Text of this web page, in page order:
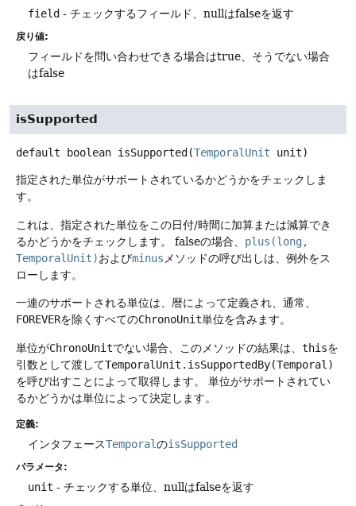
field - チェックするフィールド、nullはfalseを返す
戻り値:
フィールドを問い合わせできる場合はtrue、そうでない場合
はfalse
isSupported
default boolean isSupported (TemporalUnit unit)
指定された単位がサポートされているかどうかをチェックしま
す。
これは、指定された単位をこの日付/時間に加算または減算でき
るかどうかをチェックします。
falseの場合、 plus(long,
TemporalUnit)およびminus メソッドの呼び出しは、例外をス
ローします。
一連のサポートされる単位は、暦によって定義され、通常、
FOREVERを除くすべてのChronoUnit単位を含みます。
単位がChronoUnitでない場合、このメソッドの結果は、 thisを
引数として渡してTemporalUnit.isSupportedBy(Temporal)
を呼び出すことによって取得します。
単位がサポートされてい
るかどうかは単位によって決定します。
定義:
インタフェースTemporalのisSupported
パラメータ:
unit - チェックする単位、nullはfalseを返す